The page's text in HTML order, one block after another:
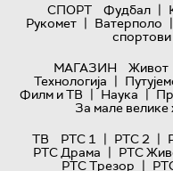
СПОРТ
Фудбал |
Рукомет | Ватерполо |
спортови
МАГАЗИН
Живот
Технологијa |
Филм и ТВ | Наука |
За мале велике
ТВ
РТС 1 | РТС 2 |
РТС Драма | РТС
РТС Трезор |